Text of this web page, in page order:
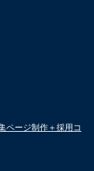
ページ制作＋採用コ